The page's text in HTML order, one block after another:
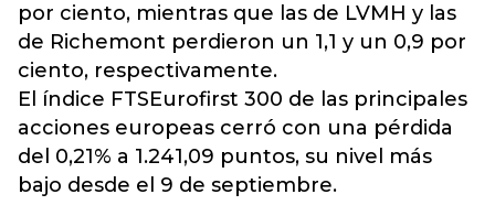
por ciento, mientras que las de LVMH y las
de Richemont perdieron un 1,1 y un 0,9 por
ciento, respectivamente.
El índice FTSEurofirst 300 de las principales
acciones europeas cerró con una pérdida
del 0,21% a 1.241,09 puntos, su nivel más
bajo desde el 9 de septiembre.